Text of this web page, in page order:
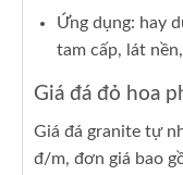
Ứng dụng: hay
tam cấp, lát
Giá đá đỏ hoa
Giá đá granite tự
đ/m, đơn giá bao